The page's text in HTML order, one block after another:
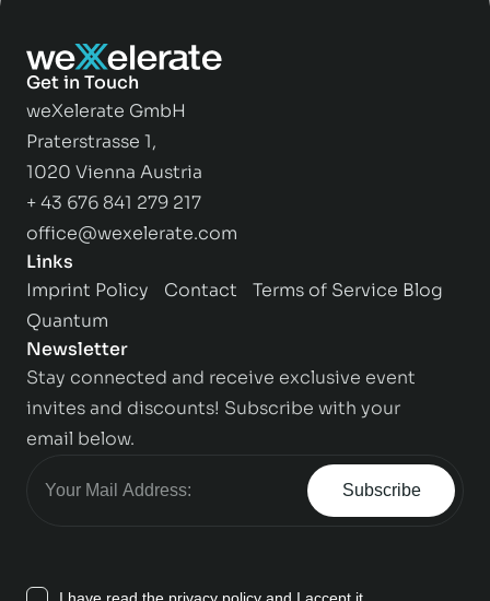
Get in Touch
weXelerate GmbH
Praterstrasse 1,
1020 Vienna Austria
+ 43 676 841 279 217
office@wexelerate.com
Links
Imprint Policy Contact Terms of Service Blog
Quantum
Newsletter
Stay connected and receive exclusive event
invites and discounts! Subscribe with your
email below.
I have read the privacy policy and I accept it
Subscribe